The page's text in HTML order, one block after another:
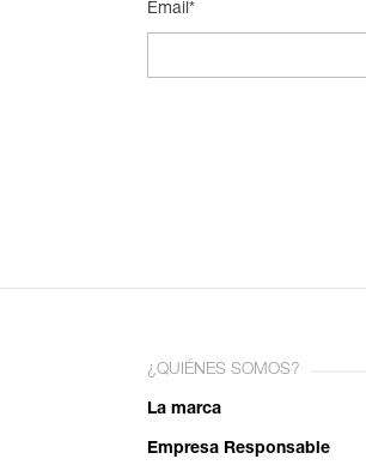
Email*
¿QUIÉNES SOMOS?
La marca
Empresa Responsable